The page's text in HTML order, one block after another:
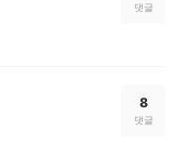
댓글
8
댓글